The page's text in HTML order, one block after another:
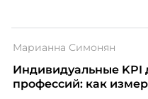
Марианна Симонян
Индивидуальные KPI
профессий: как